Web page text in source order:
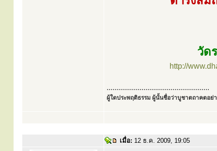
วัด
http://
.....................................................
ผู้ใดประพฤติธรรม ผู้นั้นชื่อว่าบูชาตถาคตอย่า
เมื่อ: 12 ธ.ค. 2009, 19:05